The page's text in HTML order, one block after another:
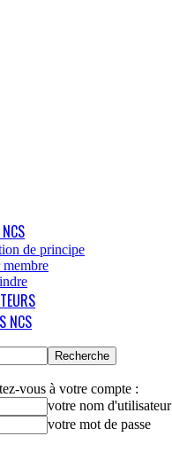
de principe
NCS
vous à votre compte :
votre nom d'utilisateur
votre mot de passe